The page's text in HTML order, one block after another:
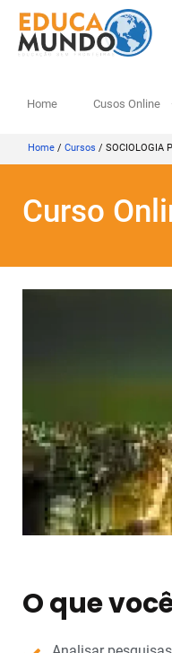
Home Cusos Online
Home / Cursos / SOCIOLOGIA
Curso
O que